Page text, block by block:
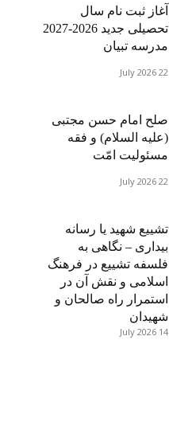
آغاز ثبت نام سال
تحصیلی جدید 2026-2027
مدرسه تبیان
22 July 2026
صلح امام حسن مجتبی
(علیه السلام) و فقه
مسئولیت امّت
22 July 2026
تشییع شهید یا رسانه
بیداری – نگاهی به
فلسفه تشییع در فرهنگ
اسلامی و نقش آن در
استمرار راه صالحان و
شهیدان
14 July 2026